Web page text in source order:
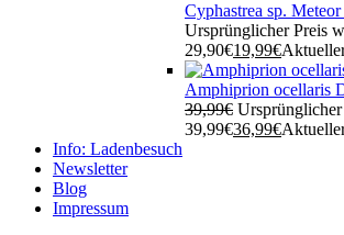
Cyphastrea sp.
Ursprünglicher Preis
29,90€19,99€
Amphiprion ocellaris
39,99€
39,99€36,99€
Info: Ladenbesuch
Newsletter
Blog
Impressum